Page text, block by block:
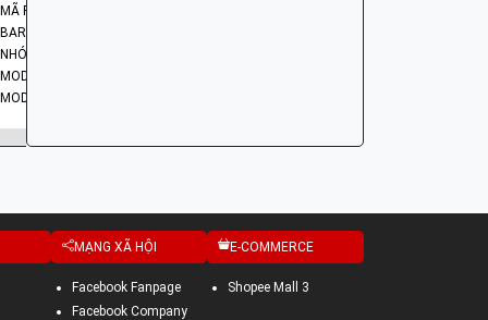
MÃ PHỤ TÙNG: 23120-KRS-920
BARCODE: 23120KRS920
MODEL XE: DREAM, WAVE
MODEL CODE: KRS
MẠNG XÃ HỘI
Facebook Fanpage
Facebook Company
E-COMMERCE
Shopee Mall 3